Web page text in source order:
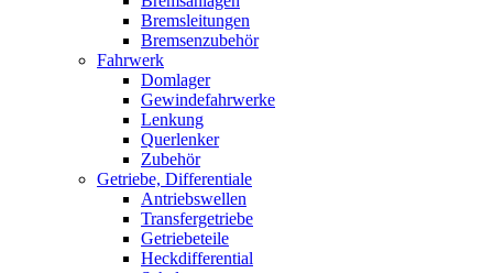
Bremsleitungen
Bremsenzubehör
Fahrwerk
Domlager
Gewindefahrwerke
Lenkung
Querlenker
Zubehör
Getriebe, Differentiale
Antriebswellen
Transfergetriebe
Getriebeteile
Heckdifferential